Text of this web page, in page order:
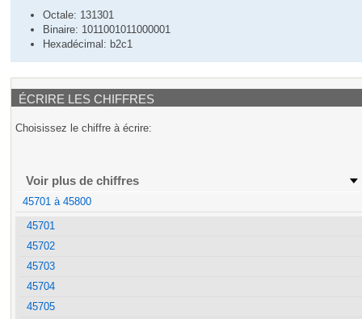
Octale: 131301
Binaire: 1011001011000001
Hexadécimal: b2c1
ÉCRIRE LES CHIFFRES
Choisissez le chiffre à écrire:
Voir plus de chiffres
45701 à 45800
45701
45702
45703
45704
45705